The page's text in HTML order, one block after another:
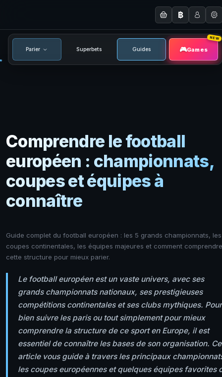
฿
Parier Superbets Guides Games
NEW
Comprendre le football
européen : championnats,
coupes et équipes à
connaître
Guide complet du football européen : les 5 grands championnats, les
coupes continentales, les équipes majeures et comment comprendre
cette structure pour mieux parier.
Le football européen est un vaste univers, avec ses
grands championnats nationaux, ses prestigieuses
compétitions continentales et ses clubs mythiques. Pour
bien suivre les paris ou tout simplement pour mieux
comprendre la structure de ce sport en Europe, il est
essentiel de connaître les bases de son organisation.
article vous guide à travers les principaux
les coupes européennes et quelques équipes favorites